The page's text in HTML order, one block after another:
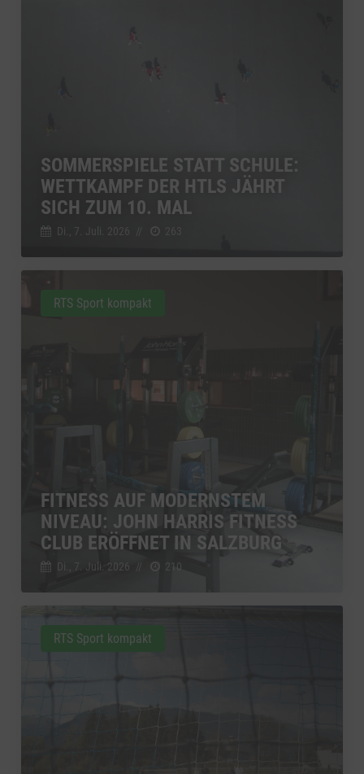
SOMMERSPIELE STATT SCHULE:
WETTKAMPF DER HTLS JÄHRT
SICH ZUM 10. MAL
Di., 7. Juli. 2026
FITNESS AUF MODERNSTEM
NIVEAU: JOHN HARRIS FITNESS
CLUB ERÖFFNET IN SALZBURG
Di., 7. Juli. 2026 210
RTS Sport kompakt
RTS Sport kompakt